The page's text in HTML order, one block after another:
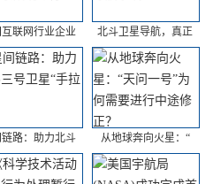
联网行业企业 北斗卫星导航，真正
路：助力北斗 从地球奔向火星：“